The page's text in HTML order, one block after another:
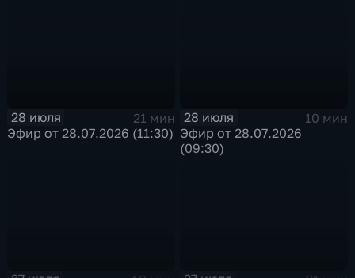
28 июля
21 мин
Эфир от 28.07.2026 (11:30)
28 июля
10 мин
Эфир от 28.07.2026
(09:30)